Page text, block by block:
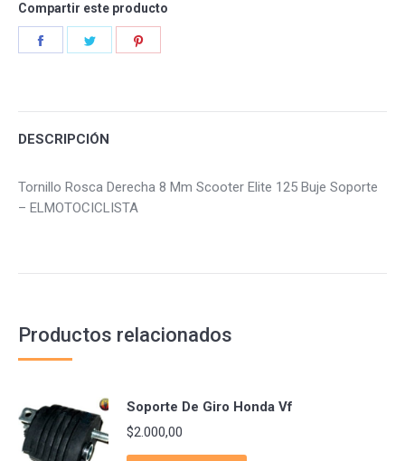
Compartir este producto
DESCRIPCIÓN
Tornillo Rosca Derecha 8 Mm Scooter Elite 125 Buje Soporte
– ELMOTOCICLISTA
Productos relacionados
Soporte De Giro Honda Vf
$2.000,00